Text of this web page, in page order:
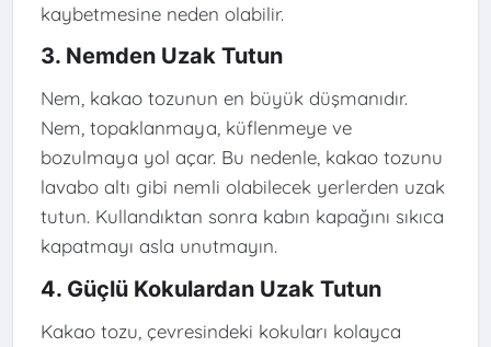
kaybetmesine neden olabilir.
3. Nemden Uzak Tutun
Nem, kakao tozunun en büyük düşmanıdır.
Nem, topaklanmaya, küflenmeye ve
bozulmaya yol açar. Bu nedenle, kakao tozunu
lavabo altı gibi nemli olabilecek yerlerden uzak
tutun. Kullandıktan sonra kabın kapağını sıkıca
kapatmayı asla unutmayın.
4. Güçlü Kokulardan Uzak Tutun
Kakao tozu, çevresindeki kokuları kolayca